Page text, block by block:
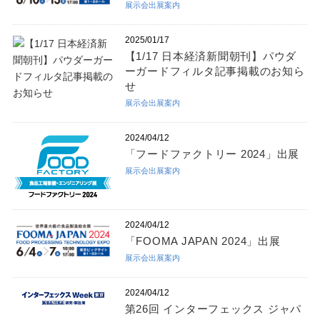
展示会出展案内
2025/01/17
【1/17 日本経済新聞朝刊】パウダ
ーガードフィルタ記事掲載のお知ら
せ
展示会出展案内
2024/04/12
「フードファクトリー 2024」出展
展示会出展案内
2024/04/12
「FOOMA JAPAN 2024」出展
展示会出展案内
2024/04/12
第26回 インターフェックス ジャパ